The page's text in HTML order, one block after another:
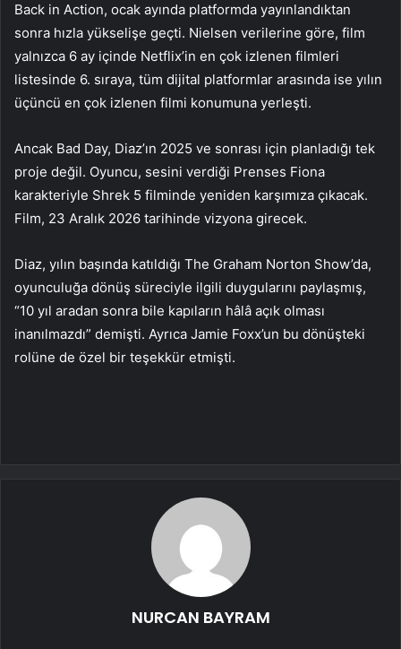
Back in Action, ocak ayında platformda yayınlandıktan
sonra hızla yükselişe geçti. Nielsen verilerine göre, film
yalnızca 6 ay içinde Netflix’in en çok izlenen filmleri
listesinde 6. sıraya, tüm dijital platformlar arasında ise yılın
üçüncü en çok izlenen filmi konumuna yerleşti.
Ancak Bad Day, Diaz’ın 2025 ve sonrası için planladığı tek
proje değil. Oyuncu, sesini verdiği Prenses Fiona
karakteriyle Shrek 5 filminde yeniden karşımıza çıkacak.
Film, 23 Aralık 2026 tarihinde vizyona girecek.
Diaz, yılın başında katıldığı The Graham Norton Show’da,
oyunculuğa dönüş süreciyle ilgili duygularını paylaşmış,
“10 yıl aradan sonra bile kapıların hâlâ açık olması
inanılmazdı” demişti. Ayrıca Jamie Foxx’un bu dönüşteki
rolüne de özel bir teşekkür etmişti.
NURCAN BAYRAM